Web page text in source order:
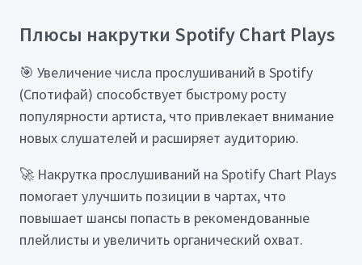
Плюсы накрутки Spotify Chart Plays
🎯 Увеличение числа прослушиваний в Spotify
(Спотифай) способствует быстрому росту
популярности артиста, что привлекает внимание
новых слушателей и расширяет аудиторию.
🚀 Накрутка прослушиваний на Spotify Chart Plays
помогает улучшить позиции в чартах, что
повышает шансы попасть в рекомендованные
плейлисты и увеличить органический охват.